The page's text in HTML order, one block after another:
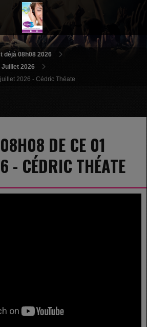
déjà 08h08 2026
Juillet 2026
2026 - Cédric Théate
DE CE 01
- CÉDRIC THÉATE